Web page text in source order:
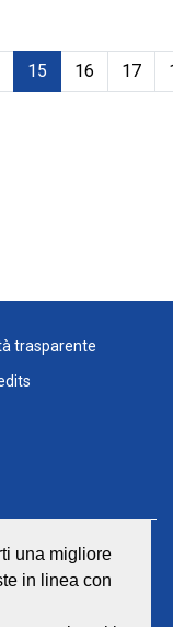
15 16 17
trasparente
una migliore
in linea con